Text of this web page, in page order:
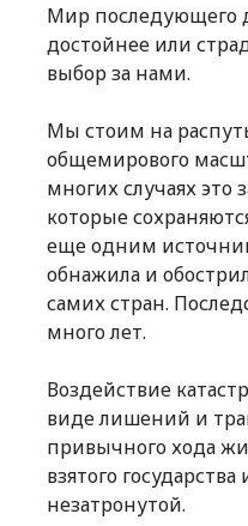
Мир последующего
достойнее или
выбор за нами.
Мы стоим на
общемирового
многих случаях это
которые
еще одним
обнажила и
самих стран.
много лет.
Воздействие
виде лишений и
привычного хода
взятого
незатронутой.